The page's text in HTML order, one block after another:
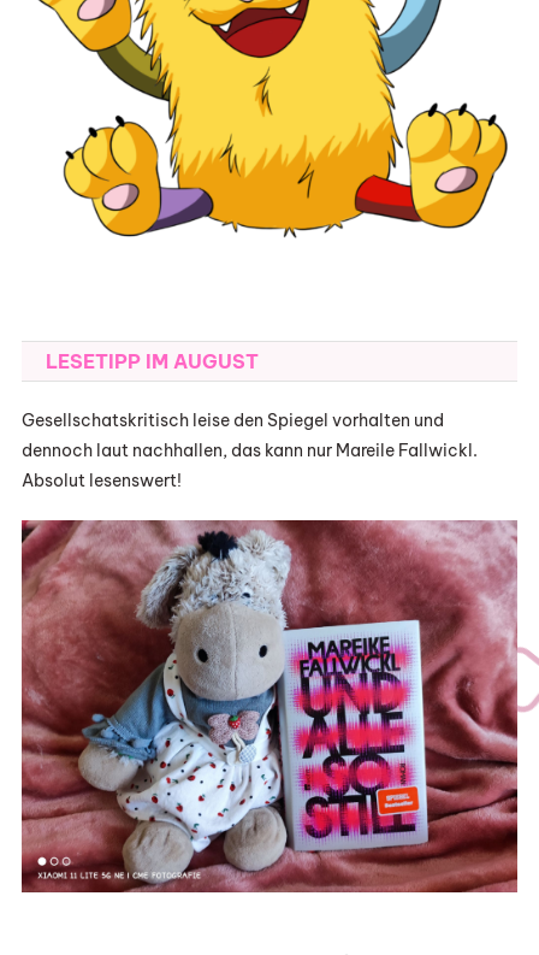
LESETIPP IM AUGUST
Gesellschatskritisch leise den Spiegel vorhalten und
dennoch laut nachhallen, das kann nur Mareile Fallwickl.
Absolut lesenswert!